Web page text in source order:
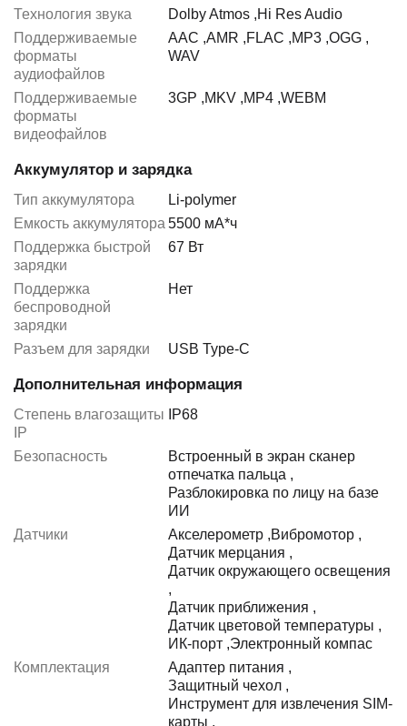
Технология звука Dolby Atmos ,Hi Res Audio
Поддерживаемые
форматы
аудиофайлов
AAC ,AMR ,FLAC ,MP3 ,OGG ,
WAV
Поддерживаемые
форматы
видеофайлов
3GP ,MKV ,MP4 ,WEBM
Аккумулятор и зарядка
Тип аккумулятора
Li-polymer
Емкость аккумулятора 5500 мА*ч
Поддержка быстрой
зарядки
67 Вт
Поддержка
беспроводной
зарядки
Нет
Разъем для зарядки USB Type-C
Дополнительная информация
Степень влагозащиты
IP
IP68
Безопасность
Встроенный в экран сканер
отпечатка пальца ,
Разблокировка по лицу на базе
ИИ
Датчики
Акселерометр ,Вибромотор ,
Датчик мерцания ,
Датчик окружающего освещения
,
Датчик приближения ,
Датчик цветовой температуры ,
ИК-порт ,Электронный компас
Комплектация
Адаптер питания ,
Защитный чехол ,
Инструмент для извлечения SIM-
карты ,